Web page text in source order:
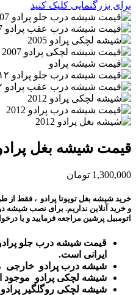
برای بزرگنمایی کلیک کنید
قیمت شیشه بغل
1,300,000 تومان
خرید شیشه بغل تویوتا پرادو ، فقط از
و خرید آنلاین نداریم. برای نصب شیشه
اتومبیل پرشین مراجعه فرمایید و یا
قیمت شیشه درب جلو
ایرانی است.
شیشه درب پرادو خارجی
شیشه لچکی پرادو